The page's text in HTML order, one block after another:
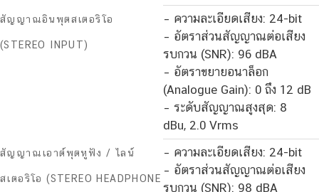
สัญญาณอินพุตสเตอริโอ
(STEREO INPUT)
– ความละเอียดเสียง: 24-bit
– อัตราส่วนสัญญาณต่อเสียง
รบกวน (SNR): 96 dBA
– อัตราขยายอนาล็อก
(Analogue Gain): 0 ถึง 12 dB
– ระดับสัญญาณสูงสุด: 8
dBu, 2.0 Vrms
สัญญาณเอาต์พุตหูฟัง / ไลน์
สเตอริโอ (STEREO HEADPHONE
– ความละเอียดเสียง: 24-bit
– อัตราส่วนสัญญาณต่อเสียง
รบกวน (SNR): 98 dBA